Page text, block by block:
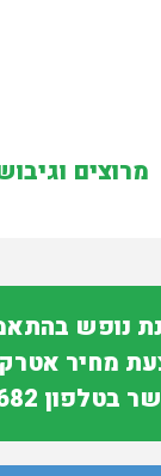
מרוצים
נופש
מחיר
03-5410682